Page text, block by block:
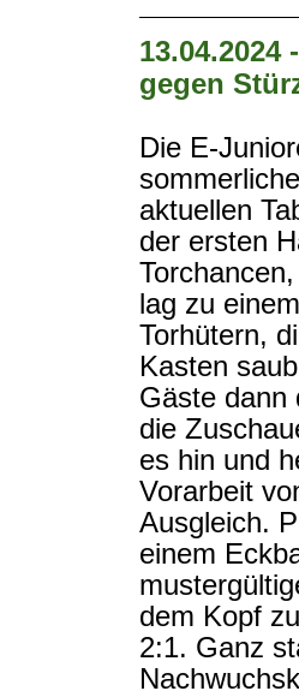
13.04.2024
gegen
Die E-
aktuellen
der ersten
lag zu
Torhütern,
Kasten
Gäste dann
die
es hin und
Vorarbeit
Ausgleich.
einem
dem Kopf
2:1. Ganz